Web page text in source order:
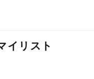
イリスト